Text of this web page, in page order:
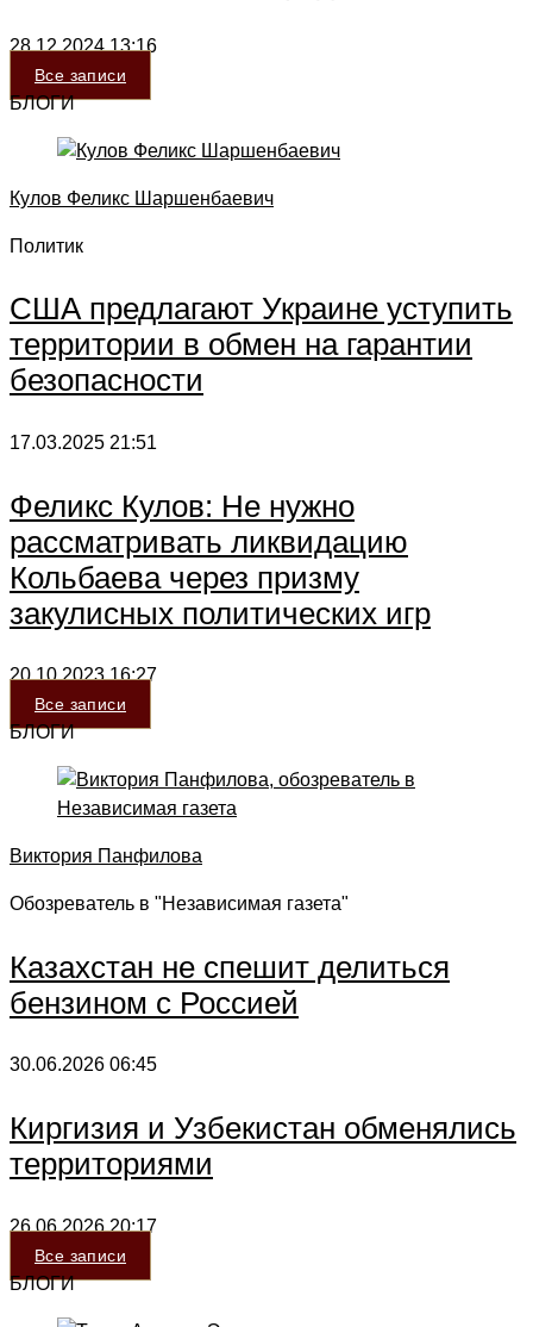
28.12.202413:16
Все записи
БЛОГИ
Кулов Феликс Шаршенбаевич
Политик
США предлагают Украине уступить
территории в обмен на гарантии
безопасности
17.03.2025 21:51
Феликс Кулов: Не нужно
рассматривать ликвидацию
Кольбаева через призму
закулисных политических игр
20.10.202316:27
Все записи
БЛОГИ
Виктория Панфилова
Обозреватель в "Независимая газета"
Казахстан не спешит делиться
бензином с Россией
30.06.2026 06:45
Киргизия и Узбекистан обменялись
территориями
26.06.202620:17
Все записи
БЛОГИ